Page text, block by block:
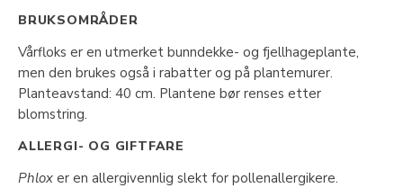
BRUKSOMRÅDER
Vårfloks er en utmerket bunndekke- og fjellhageplante,
men den brukes også i rabatter og på plantemurer.
Planteavstand: 40 cm. Plantene bør renses etter
blomstring.
ALLERGI- OG GIFTFARE
Phlox er en allergivennlig slekt for pollenallergikere.